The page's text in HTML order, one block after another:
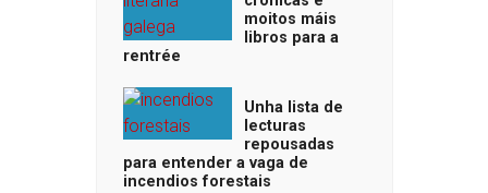
moitos máis
libros para a
rentrée
Unha lista de
lecturas
repousadas
para entender a vaga de
incendios forestais